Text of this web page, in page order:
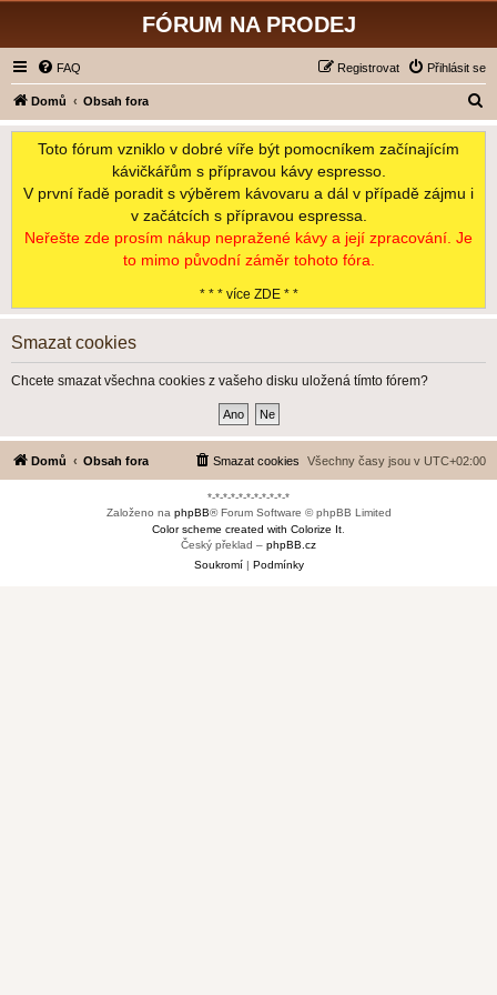
FÓRUM NA PRODEJ
FAQ Přihlásit se
Registrovat
Domů Obsah fora
l
Toto fórum vzniklo v dobré víře být pomocníkem začínajícím
kávičkářům s přípravou kávy espresso.
V první řadě poradit s výběrem kávovaru a dál v případě zájmu i
v začátcích s přípravou espressa.
Neřešte zde prosím nákup nepražené kávy a její zpracování. Je
to mimo původní záměr tohoto fóra.
* * * více ZDE * *
Smazat cookies
Chcete smazat všechna cookies z vašeho disku uložená tímto fórem?
Domů Obsah fora Všechny časy jsou v UTC+02:00
Smazat cookies
*-*-*-*-*-*-*-*-*-*-*
Založeno na phpBB® Forum Software © phpBB Limited
Color scheme created with Colorize It
Český překlad – phpBB.cz
Soukromí| Podmínky